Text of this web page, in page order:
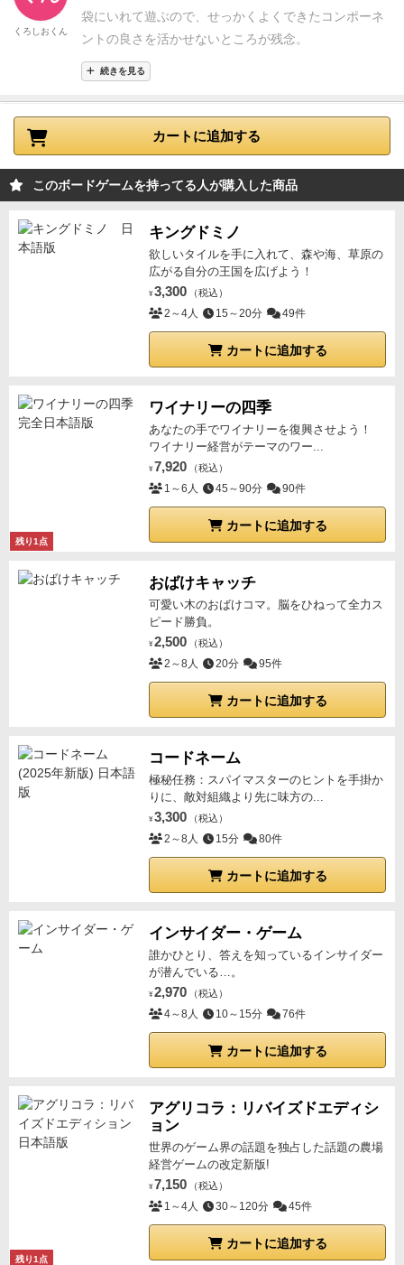
楽しめる良いゲームです。レモンを消費し切った相手
を詰ます楽しさは別格なので、ぜひ。
袋にいれて遊ぶので、せっかくよくできたコンポーネ
ントの良さを活かせないところが残念。
続きを見る
くろしおくん
カートに追加する
このボードゲームを持ってる人が購入した商品
キングドミノ
欲しいタイルを手に入れて、森や海、草原の
広がる自分の王国を広げよう！
¥ 3,300 （税込）
2～4人 15～20分 49件
カートに追加する
残り1点
ワイナリーの四季
あなたの手でワイナリーを復興させよう！
ワイナリー経営がテーマのワー...
¥ 7,920 （税込）
1～6人 45～90分 90件
カートに追加する
おばけキャッチ
可愛い木のおばけコマ。脳をひねって全力ス
ピード勝負。
¥ 2,500 （税込）
2～8人 20分 95件
カートに追加する
コードネーム
極秘任務：スパイマスターのヒントを手掛か
りに、敵対組織より先に味方の...
¥ 3,300 （税込）
2～8人 15分 80件
カートに追加する
インサイダー・ゲーム
誰かひとり、答えを知っているインサイダー
が潜んでいる…。
¥ 2,970 （税込）
4～8人 10～15分 76件
カートに追加する
残り1点
アグリコラ：リバイズドエディシ
ョン
世界のゲーム界の話題を独占した話題の農場
経営ゲームの改定新版!
¥ 7,150 （税込）
1～4人 30～120分 45件
カートに追加する